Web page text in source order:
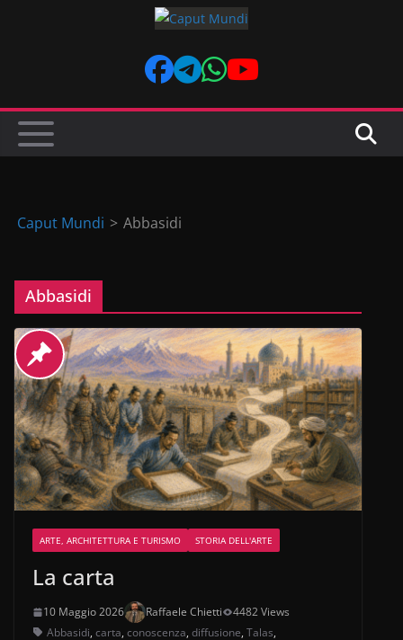
Caput Mundi > Abbasidi
Abbasidi
ARTE, ARCHITETTURA E TURISMO STORIA DELL'ARTE
La carta
10 Maggio 2026 Raffaele Chietti
4482 Views
Abbasidi, carta, conoscenza, diffusione, Talas,